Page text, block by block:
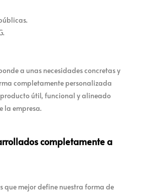
a unas necesidades concretas y
completamente personalizada
útil, funcional y alineado
la empresa.
completamente a
que mejor define nuestra forma de